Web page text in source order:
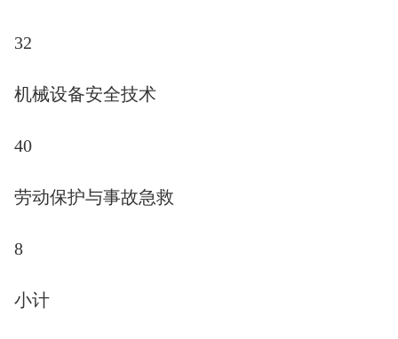
32
机械设备安全技术
40
劳动保护与事故急救
8
小计